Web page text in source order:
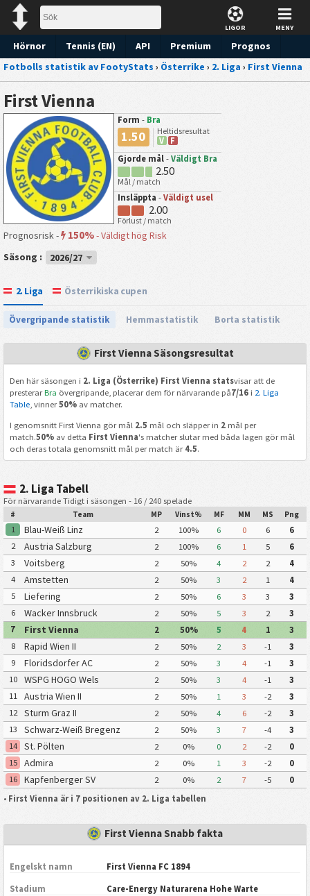
LIGOR MENY
Hörnor Tennis (EN) API Premium
Prognos
Fotbolls statistik av FootyStats › Österrike › 2. Liga › First Vienna
First Vienna
Form - Bra
1.50
Heltidsresultat
V
F
Gjorde mål - Väldigt Bra
2.50
Mål / match
Insläppta - Väldigt usel
2.00
Förlust / match
Prognosrisk - 150%-Väldigt hög Risk
Säsong :
2026/27
2. Liga Österrikiska cupen
Övergripande statistik Hemmastatistik Borta statistik
First Vienna Säsongsresultat
Den här säsongen i 2. Liga (Österrike) First Vienna statsvisar att de
presterarBra övergripande, placerar dem för närvarande på7/16i 2. Liga
Table, vinner50%av matcher.
I genomsnitt First Vienna gör mål 2.5 mål och släpper in 2mål per
match.50%av detta First Vienna's matcher slutar med båda lagen gör mål
och deras totala genomsnitt mål per match är 4.5.
2. Liga Tabell
För närvarande Tidigt i säsongen - 16 / 240 spelade
# Team MP Vinst% MF MM MS Png
1 Blau-Weiß Linz 2 100% 6 0 6
6
2
Austria Salzburg 2 100% 6 1 5
6
3
Voitsberg 2 50% 4 2 2
4
4
Amstetten 2 50% 3 2 1
4
5
Liefering 2 50% 6 3 3
3
6
Wacker Innsbruck 2 50% 5 3 2
3
7
First Vienna 2 50% 5 4 1
3
8
Rapid Wien II 2 50% 2 3 -1
3
9
Floridsdorfer AC 2 50% 3 4 -1
3
10
WSPG HOGO Wels 2 50% 3 4 -1
3
11
Austria Wien II 2 50% 1 3 -2
3
12
Sturm Graz II 2 50% 4 6 -2
3
13
Schwarz-Weiß Bregenz 2 50% 3 7 -4
3
14
St. Pölten 2 0% 0 2 -2
0
15
Admira 2 0% 1 3 -2
0
16
Kapfenberger SV 2 0% 2 7 -5
0
• First Vienna är i 7 positionen av 2. Liga tabellen
First Vienna Snabb fakta
Engelskt namn First Vienna FC 1894
Stadium Care-Energy Naturarena Hohe Warte